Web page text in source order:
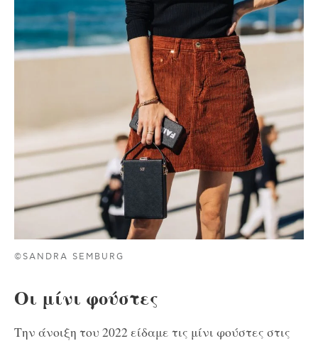
©SANDRA SEMBURG
Οι μίνι φούστες
Την άνοιξη του 2022 είδαμε τις μίνι φούστες στις